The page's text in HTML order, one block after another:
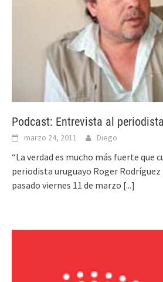
Podcast: Entrevista al
marzo 24, 2011 Diego
“La verdad es mucho más fuerte que
periodista uruguayo Roger
pasado viernes 11 de marzo [...]